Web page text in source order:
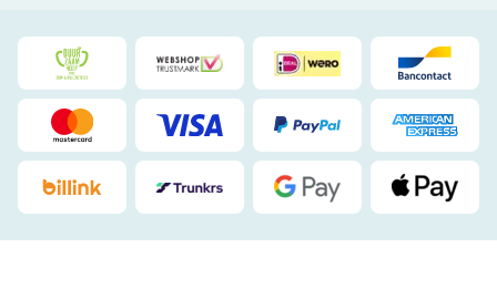
Duurzaamheidsprijs duin- & bollenstreek
WebwinkelKeuriDeal
Mastercard Visa PayPal
Billink DHL Google Pay Apple